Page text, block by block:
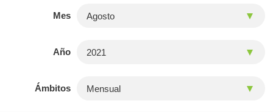
Mes
Año
Ámbitos